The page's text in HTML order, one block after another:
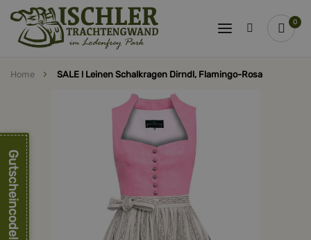
0
Home SALE ! Leinen Schalkragen Dirndl, Flamingo-Rosa
springen
Gutscheincode!